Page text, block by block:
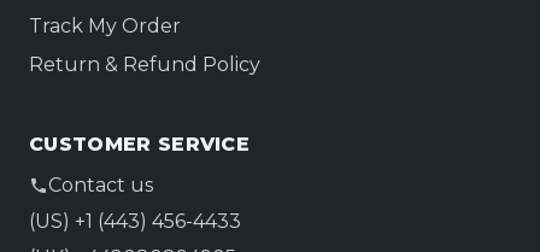
Track My Order
Return & Refund Policy
CUSTOMER SERVICE
Contact us
(US) +1 (443) 456-4433